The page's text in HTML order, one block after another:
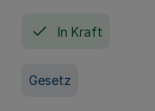
In Kraft
Gesetz